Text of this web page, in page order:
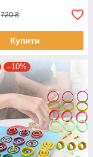
720 ₴
Купити
–10%